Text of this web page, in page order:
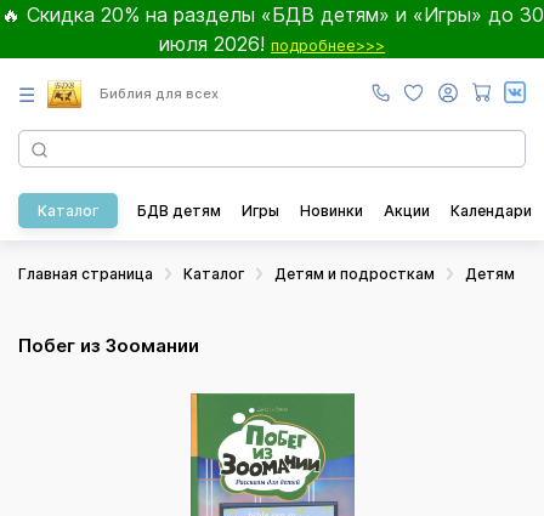
🔥 Скидка 20% на разделы «БДВ детям» и «Игры» до 30
июля 2026! подробнее>>>
☰ Библия для всех
Каталог БДВ детям Игры Новинки Акции Календари
Главная страница Каталог Детям и подросткам Детям
Побег из Зоомании